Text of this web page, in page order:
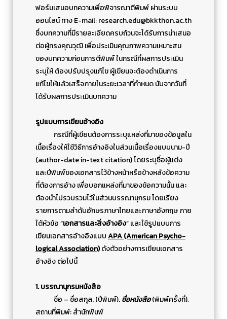
ฟอร์มเสนอบทความเพื่อพิจารณาตีพิมพ์ ผ่านระบบ
ออนไลน์ ทาง E-mail:research.edu@bkkthon.ac.th
ซึ่งบทความที่มีรายละเอียดครบถ้วนจะได้รับการนำเสนอ
ต่อผู้ทรงคุณวุฒิ เพื่อประเมินคุณภาพความเหมาะสม
ของบทความก่อนการตีพิมพ์ ในกรณีที่ผลการประเมิน
ระบุให้ ต้องปรับปรุงแก้ไข ผู้เขียนจะต้องดำเนินการ
แก้ไขให้แล้วเสร็จภายในระยะเวลาที่กำหนด นับจากวันที่
ได้รับผลการประเมินบทความ
รูปแบบการเขียนอ้างอิง
กรณีที่ผู้เขียนต้องการระบุแหล่งที่มาของข้อมูลใน
เนื้อเรื่องให้ใช้วิธีการอ้างอิงในส่วนเนื้อเรื่องแบบนาม-ปี
(author-date in-text citation) โดยระบุชื่อผู้แต่ง
และปีพิมพ์ของเอกสารไว้ข้างหน้าหรือข้างหลังข้อความ
ที่ต้องการอ้าง เพื่อบอกแหล่งที่มาของข้อความนั้น และ
ต้องนำไปรวบรวมไว้ในส่วนบรรณานุกรม โดยเรียง
รายการตามลำดับอักษรภาษาไทยและภาษาอังกฤษ ภาย
ใต้หัวข้อ “เอกสารและสิ่งอ้างอิง” และใช้รูปแบบการ
เขียนเอกสารอ้างอิงแบบAPA (American Psycho-
logical Association)ดังตัวอย่างการเขียนเอกสาร
อ้างอิง ต่อไปนี้
1. บรรณานุกรมหนังสือ
ชื่อ – ชื่อสกุล. (ปีพิมพ์).ชื่อหนังสือ(พิมพ์ครั้งที่).
สถานที่พิมพ์: สำนักพิมพ์